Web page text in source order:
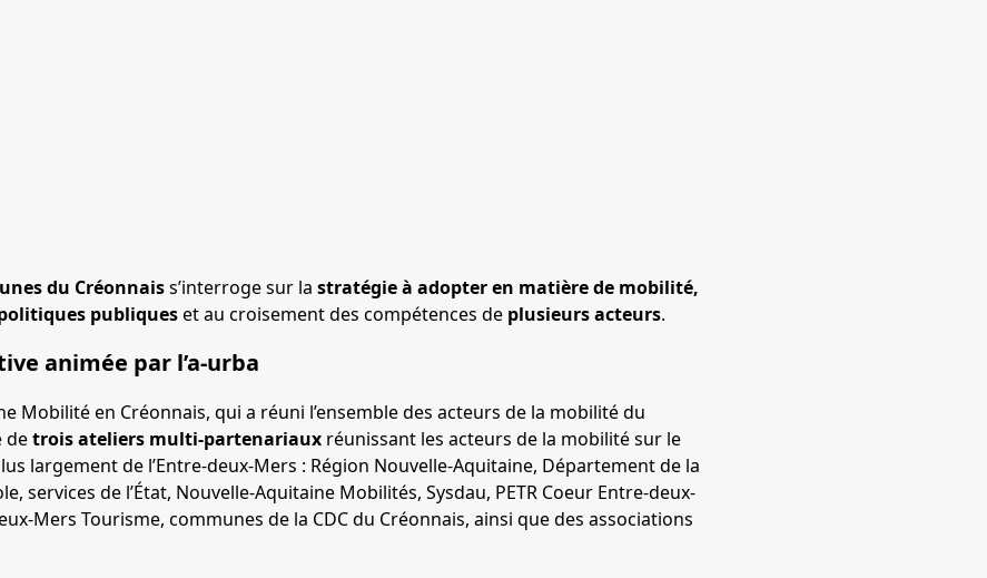
du Créonnaiss’interroge sur la stratégie à adopter en matière de mobilité,
publiqueset au croisement des compétences de plusieurs acteurs.
animée par l’a-urba
Mobilité en Créonnais, qui a réuni l’ensemble des acteurs de la mobilité du
detrois ateliers multi-partenariaux réunissant les acteurs de la mobilité sur le
largement de l’Entre-deux-Mers : Région Nouvelle-Aquitaine, Département de la
services de l’État, Nouvelle-Aquitaine Mobilités, Sysdau, PETR Coeur Entre-deux-
Mers Tourisme, communes de la CDC du Créonnais, ainsi que des associations